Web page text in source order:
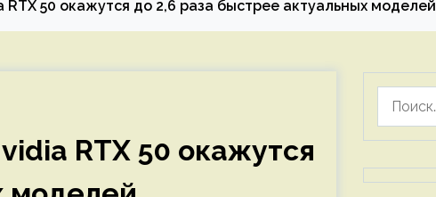
50 окажутся до 2,6 раза быстрее актуальных моделей
RTX 50 окажутся